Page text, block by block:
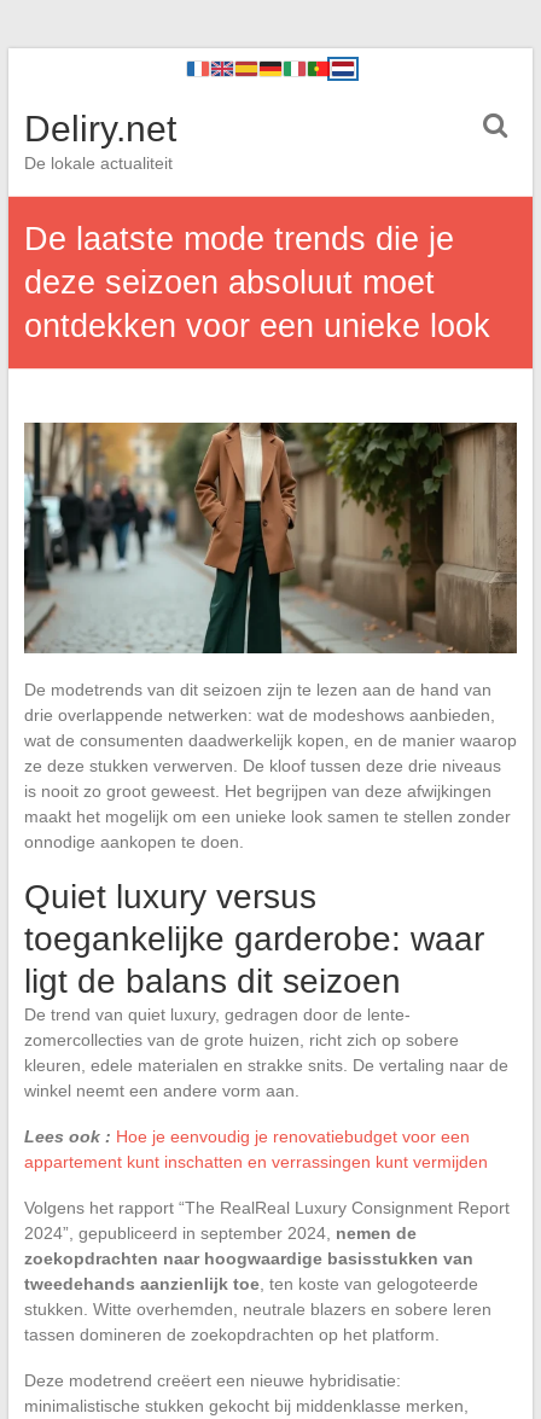
Deliry.net
De lokale actualiteit
De laatste mode trends die je
deze seizoen absoluut moet
ontdekken voor een unieke look
De modetrends van dit seizoen zijn te lezen aan de hand van
drie overlappende netwerken: wat de modeshows aanbieden,
wat de consumenten daadwerkelijk kopen, en de manier waarop
ze deze stukken verwerven. De kloof tussen deze drie niveaus
is nooit zo groot geweest. Het begrijpen van deze afwijkingen
maakt het mogelijk om een unieke look samen te stellen zonder
onnodige aankopen te doen.
Quiet luxury versus
toegankelijke garderobe: waar
ligt de balans dit seizoen
De trend van quiet luxury, gedragen door de lente-
zomercollecties van de grote huizen, richt zich op sobere
kleuren, edele materialen en strakke snits. De vertaling naar de
winkel neemt een andere vorm aan.
Lees ook : Hoe je eenvoudig je renovatiebudget voor een
appartement kunt inschatten en verrassingen kunt vermijden
Volgens het rapport “The RealReal Luxury Consignment Report
2024”, gepubliceerd in september 2024, nemen de
zoekopdrachten naar hoogwaardige basisstukken van
tweedehands aanzienlijk toe, ten koste van gelogoteerde
stukken. Witte overhemden, neutrale blazers en sobere leren
tassen domineren de zoekopdrachten op het platform.
Deze modetrend creëert een nieuwe hybridisatie:
minimalistische stukken gekocht bij middenklasse merken,